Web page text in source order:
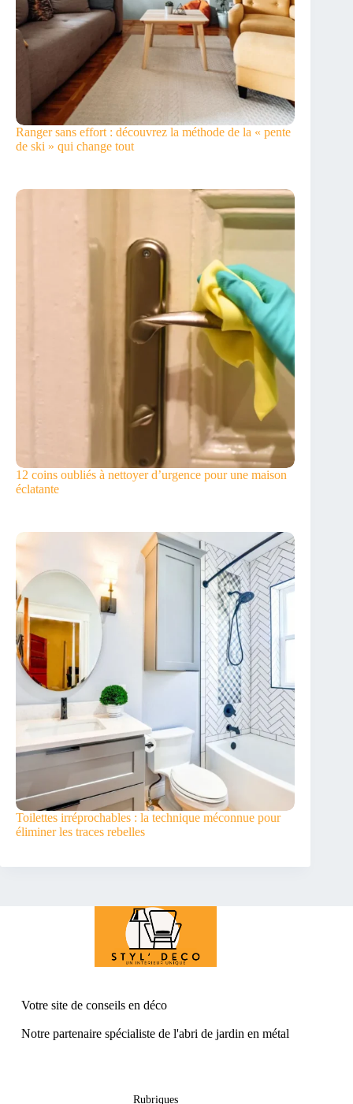
Ranger sans effort : découvrez la méthode de la « pente
de ski » qui change tout
12 coins oubliés à nettoyer d’urgence pour une maison
éclatante
Toilettes irréprochables : la technique méconnue pour
éliminer les traces rebelles
Votre site de conseils en déco
Notre partenaire spécialiste de l'abri de jardin en métal
Rubriques